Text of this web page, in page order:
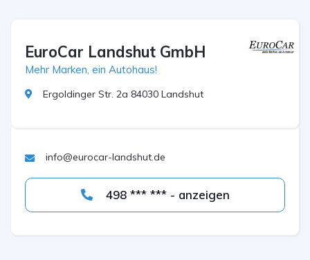
EuroCar Landshut GmbH
Mehr Marken, ein Autohaus!
Ergoldinger Str. 2a 84030 Landshut
info@eurocar-landshut.de
498 *** *** - anzeigen